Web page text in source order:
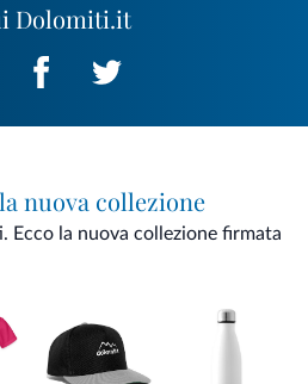
Dolomiti.it
nuova collezione
Ecco la nuova collezione firmata